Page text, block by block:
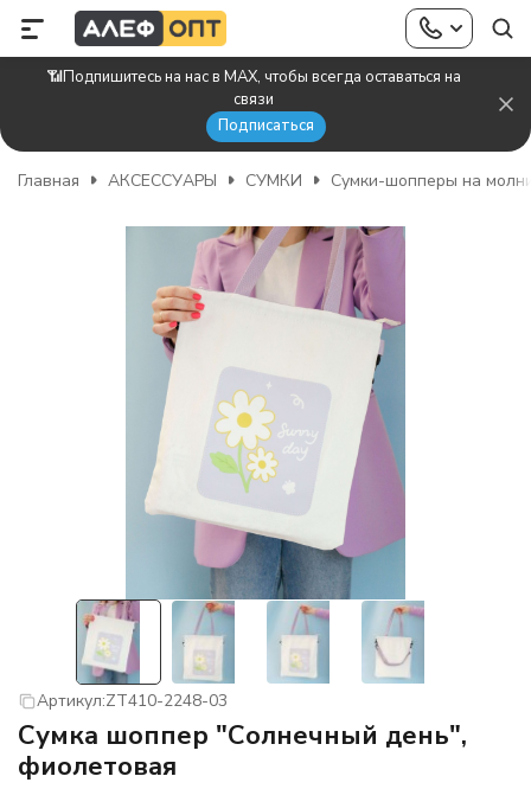
📶Подпишитесь на нас в MAX, чтобы всегда оставаться на
связи
Подписаться
Главная АКСЕССУАРЫ СУМКИ Сумки-шопперы на
Артикул:ZT410-2248-03
Сумка шоппер "Солнечный день",
фиолетовая